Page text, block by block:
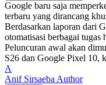
Google baru saja
terbaru yang dirancang
Berdasarkan laporan dari
otomatisasi berbagai
Peluncuran awal akan
S26 dan Google Pixel 10,
A
Anif SirsaebaAuthor